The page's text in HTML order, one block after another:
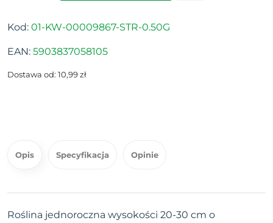
Kod: 01-KW-00009867-STR-0.50G
EAN: 5903837058105
Dostawa od: 10,99 zł
Opis Specyfikacja Opinie
Roślina jednoroczna wysokości 20-30 cm o